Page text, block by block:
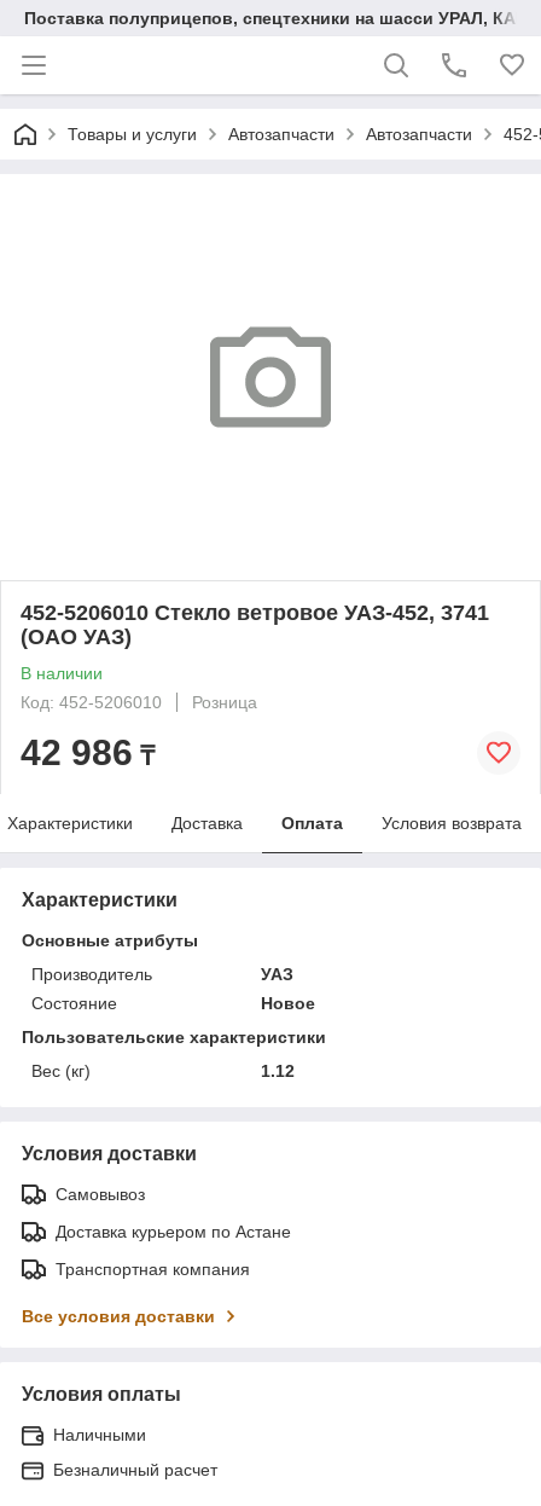
Поставка полуприцепов, спецтехники на шасси УРАЛ,
Товары и услуги Автозапчасти Автозапчасти
452-5206010 Стекло ветровое УАЗ-452, 3741
(ОАО УАЗ)
В наличии
Код: 452-5206010
Розница
42 986 ₸
Характеристики Доставка Оплата Условия возврата
Характеристики
Основные атрибуты
Производитель
УАЗ
Состояние
Новое
Пользовательские характеристики
Вес (кг)
1.12
Условия доставки
Самовывоз
Доставка курьером по Астане
Транспортная компания
Все условия доставки
Условия оплаты
Наличными
Безналичный расчет